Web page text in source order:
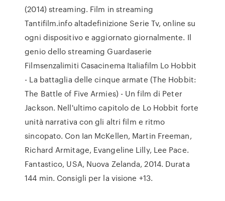
(2014) streaming. Film in streaming
Tantifilm.info altadefinizione Serie Tv, online su
ogni dispositivo e aggiornato giornalmente. Il
genio dello streaming Guardaserie
Filmsenzalimiti Casacinema Italiafilm Lo Hobbit
- La battaglia delle cinque armate (The Hobbit:
The Battle of Five Armies) - Un film di Peter
Jackson. Nell'ultimo capitolo de Lo Hobbit forte
unità narrativa con gli altri film e ritmo
sincopato. Con Ian McKellen, Martin Freeman,
Richard Armitage, Evangeline Lilly, Lee Pace.
Fantastico, USA, Nuova Zelanda, 2014. Durata
144 min. Consigli per la visione +13.